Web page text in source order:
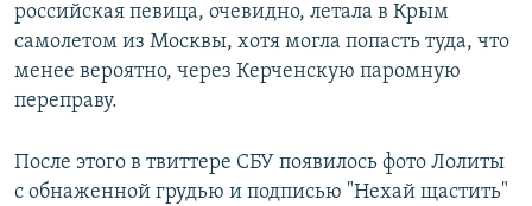
российская певица, очевидно, летала в Крым
самолетом из Москвы, хотя могла попасть туда, что
менее вероятно, через Керченскую паромную
переправу.
После этого в твиттере СБУ появилось фото Лолиты
с обнаженной грудью и подписью "Нехай щастить"